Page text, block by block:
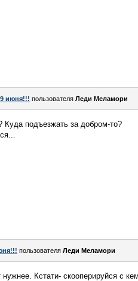
июня!!! пользователя Леди Меламори
Куда подъезжать за добром-то?
пользователя Леди Меламори
Кстати- скооперируйся с